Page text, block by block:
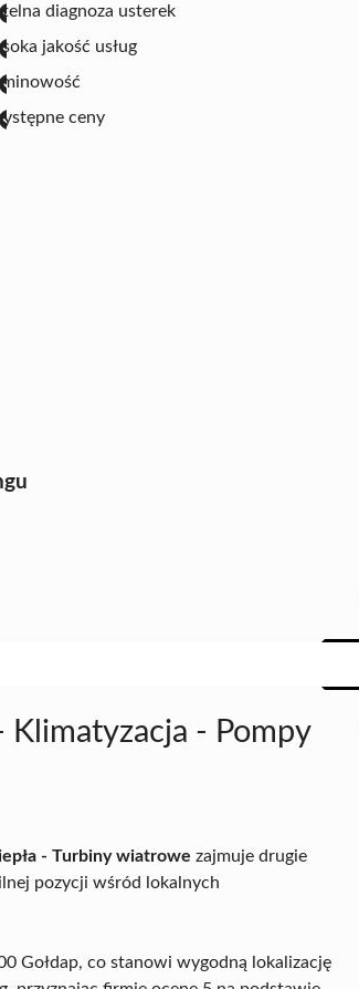
diagnoza usterek
jakość usług
ceny
- Pompy
- Turbiny wiatrowe zajmuje drugie
pozycji wśród lokalnych
Gołdap, co stanowi wygodną lokalizację